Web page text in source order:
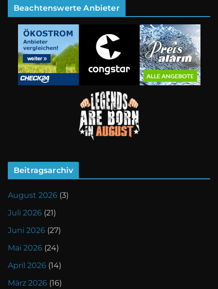
Beachtenswerte Anbieter
Beitragsarchiv
August 2026 (3)
Juli 2026 (21)
Juni 2026 (27)
Mai 2026 (24)
April 2026 (14)
März 2026 (16)